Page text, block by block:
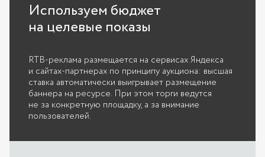
Используем бюджет
на целевые показы
RTB-реклама размещается на сервисах Яндекса
и сайтах-партнерах по принципу аукциона: высшая
ставка автоматически выигрывает размещение
баннера на ресурсе. При этом торги ведутся
не за конкретную площадку, а за внимание
пользователей.